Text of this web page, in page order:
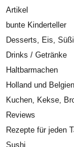
Artikel
bunte Kinderteller
Desserts, Eis,
Drinks / Getränke
Haltbarmachen
Holland und Belgien
Kuchen, Kekse,
Reviews
Rezepte für jeden
Sushi